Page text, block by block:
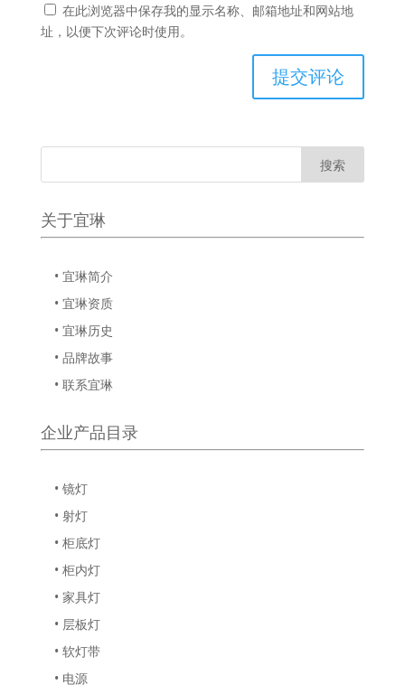
在此浏览器中保存我的显示名称、邮箱地址和网站地
址，以便下次评论时使用。
关于宜琳
• 宜琳简介
• 宜琳资质
• 宜琳历史
• 品牌故事
• 联系宜琳
企业产品目录
• 镜灯
• 射灯
• 柜底灯
• 柜内灯
• 家具灯
• 层板灯
• 软灯带
• 电源